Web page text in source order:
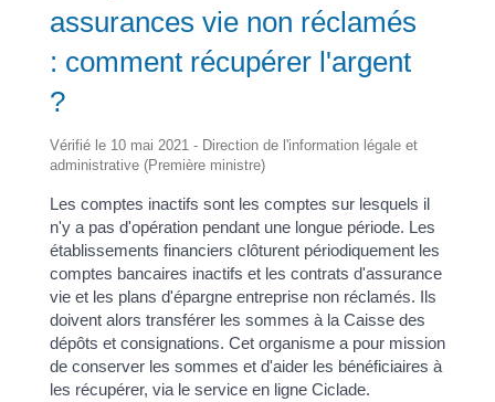
assurances vie non réclamés
: comment récupérer l'argent
?
Vérifié le 10 mai 2021 - Direction de l'information légale et
administrative (Première ministre)
Les comptes inactifs sont les comptes sur lesquels il
n'y a pas d'opération pendant une longue période. Les
établissements financiers clôturent périodiquement les
comptes bancaires inactifs et les contrats d'assurance
vie et les plans d'épargne entreprise non réclamés. Ils
doivent alors transférer les sommes à la Caisse des
dépôts et consignations. Cet organisme a pour mission
de conserver les sommes et d'aider les bénéficiaires à
les récupérer, via le service en ligne Ciclade.